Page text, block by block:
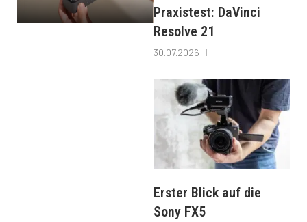
Praxistest: DaVinci
Resolve 21
30.07.2026
Erster Blick auf die
Sony FX5